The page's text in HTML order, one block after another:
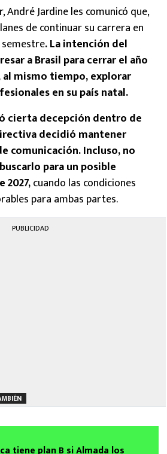
André Jardine les comunicó que,
de continuar su carrera en
. La intención del
a Brasil para cerrar el año
mismo tiempo, explorar
en su país natal.
cierta decepción dentro de
decidió mantener
comunicación. Incluso, no
para un posible
cuando las condiciones
para ambas partes.
PUBLICIDAD
tiene plan B si Almada los